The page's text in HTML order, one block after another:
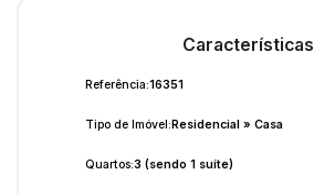
Características
Referência:16351
Tipo de Imóvel:Residencial » Casa
Quartos:3 (sendo 1 suíte)